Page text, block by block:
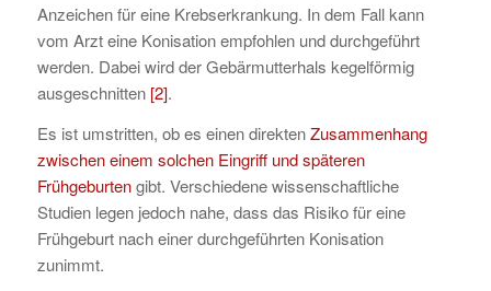
Anzeichen für eine Krebserkrankung. In dem Fall kann
vom Arzt eine Konisation empfohlen und durchgeführt
werden. Dabei wird der Gebärmutterhals kegelförmig
ausgeschnitten [2].
Es ist umstritten, ob es einen direktenZusammenhang
zwischen einem solchen Eingriff und späteren
Frühgeburtengibt. Verschiedene wissenschaftliche
Studien legen jedoch nahe, dass das Risiko für eine
Frühgeburt nach einer durchgeführten Konisation
zunimmt.